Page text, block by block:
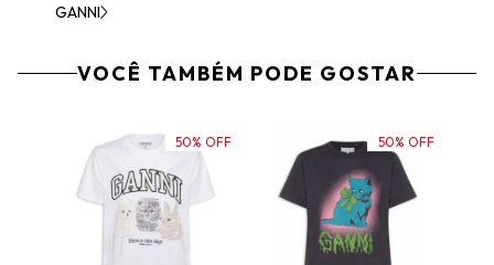
GANNI
VOCÊ TAMBÉM PODE GOSTAR
50% OFF 50% OFF